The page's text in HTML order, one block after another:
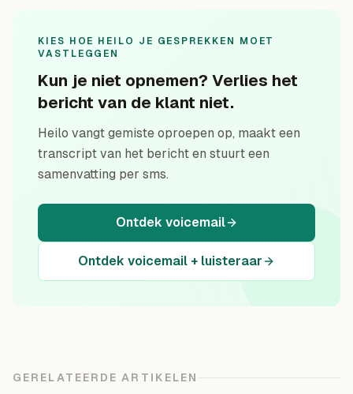
KIES HOE HEILO JE GESPREKKEN MOET
VASTLEGGEN
Kun je niet opnemen? Verlies het
bericht van de klant niet.
Heilo vangt gemiste oproepen op, maakt een
transcript van het bericht en stuurt een
samenvatting per sms.
Ontdek voicemail
Ontdek voicemail + luisteraar
GERELATEERDE ARTIKELEN